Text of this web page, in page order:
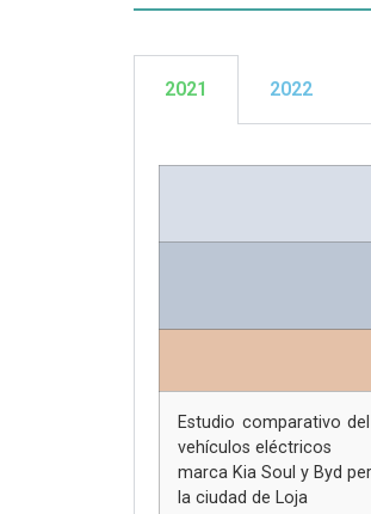
2021 2022
Estudio comparativo
vehículos eléctricos
marca Kia Soul y Byd
la ciudad de Loja